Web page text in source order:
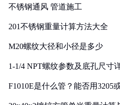
不锈钢通风 管道施工
201不锈钢重量计算方法大全
M20螺纹大径和小径是多少
1-1/4 NPT螺纹参数及底孔尺寸
F1010E是什么管？能否用3205